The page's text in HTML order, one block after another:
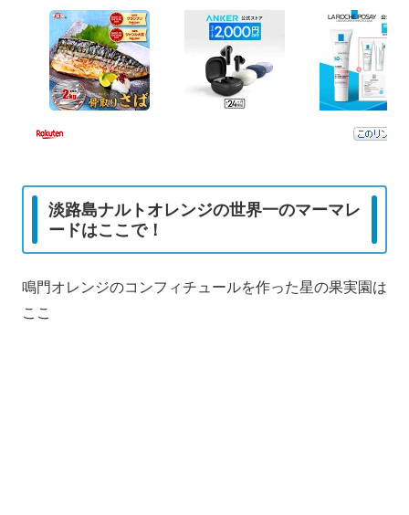
淡路島ナルトオレンジの世界一のマーマレ
ードはここで！
鳴門オレンジのコンフィチュールを作った星の果実園は
ここ